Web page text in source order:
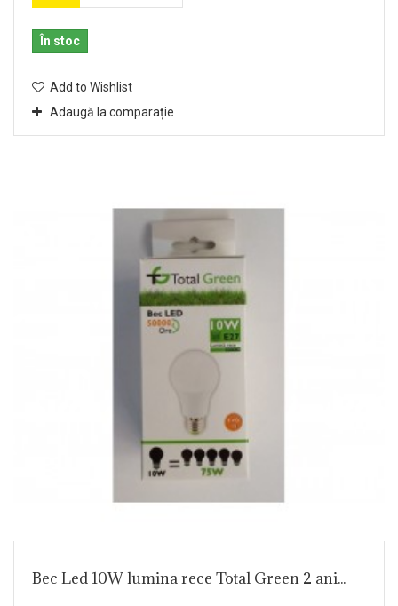
În stoc
Add to Wishlist
Adaugă la comparație
Bec Led 10W lumina rece Total Green 2 ani...